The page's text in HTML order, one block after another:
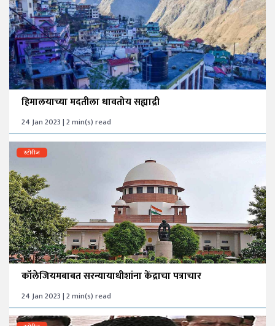
हिमालयाच्या मदतीला धावतोय सह्याद्री
24 Jan 2023 | 2 min(s) read
स्टोरीज
कॉलेजियमबाबत सरन्यायाधीशांना केंद्राचा पत्राचार
24 Jan 2023 | 2 min(s) read